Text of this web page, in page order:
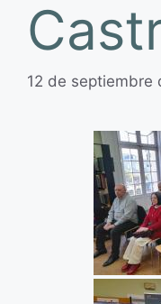
12 de septiembre